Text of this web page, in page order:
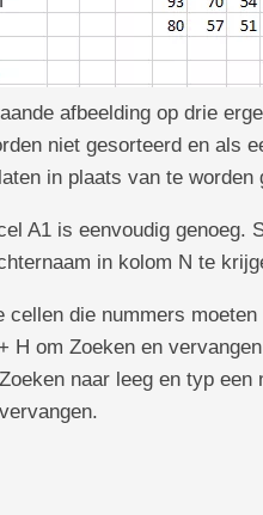
afbeelding op drie
niet gesorteerd en als
in plaats van te worden
A1 is eenvoudig genoeg.
in kolom N te
cellen die nummers moeten
H om Zoeken en
naar leeg en typ een